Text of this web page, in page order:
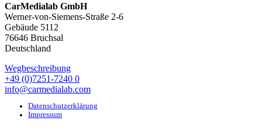
CarMedialab GmbH
Werner-von-Siemens-Straße 2-6
Gebäude 5112
76646 Bruchsal
Deutschland
Wegbeschreibung
+49 (0)7251-7240 0
info@carmedialab.com
Datenschutzerklärung
Impressum